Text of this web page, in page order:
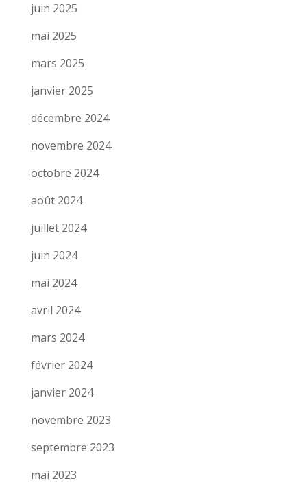
juin 2025
mai 2025
mars 2025
janvier 2025
décembre 2024
novembre 2024
octobre 2024
août 2024
juillet 2024
juin 2024
mai 2024
avril 2024
mars 2024
février 2024
janvier 2024
novembre 2023
septembre 2023
mai 2023